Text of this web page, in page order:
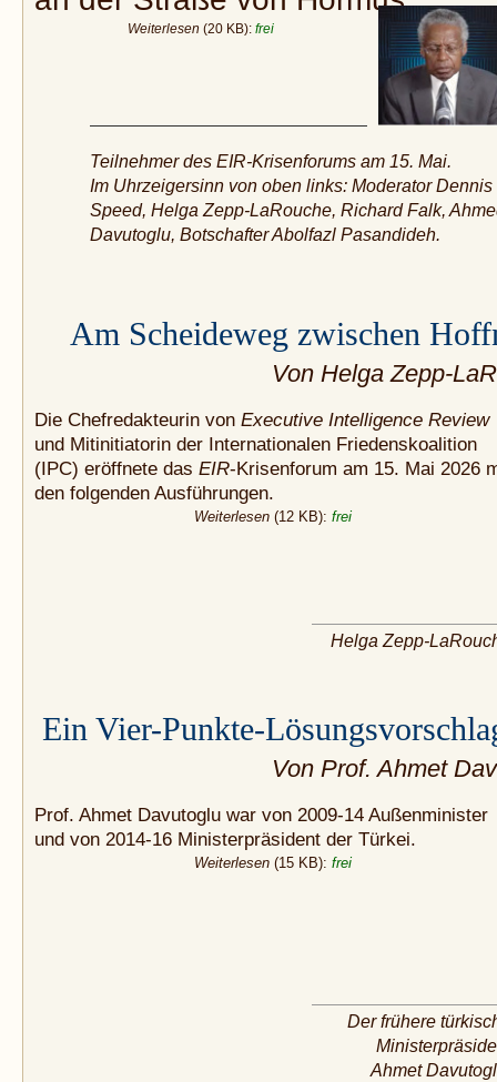
Weiterlesen (20 KB): frei
Teilnehmer des EIR-Krisenforums am 15. Mai.
Im Uhrzeigersinn von oben links: Moderator Dennis
Speed, Helga Zepp-LaRouche, Richard Falk,
Davutoglu, Botschafter Abolfazl Pasandideh.
Am Scheideweg zwischen
Von Helga Zepp-
Die Chefredakteurin von Executive Intelligence Review
und Mitinitiatorin der Internationalen Friedenskoalition
(IPC) eröffnete das EIR-Krisenforum am 15. Mai 2026
den folgenden Ausführungen.
Weiterlesen (12 KB): frei
Helga Zepp-
Ein Vier-Punkte-
Von Prof. Ahmet
Prof. Ahmet Davutoglu war von 2009-14 Außenminister
und von 2014-16 Ministerpräsident der Türkei.
Weiterlesen (15 KB): frei
Der frühere
Ahmet